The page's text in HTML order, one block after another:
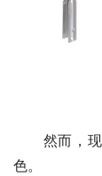
然而，现
色。